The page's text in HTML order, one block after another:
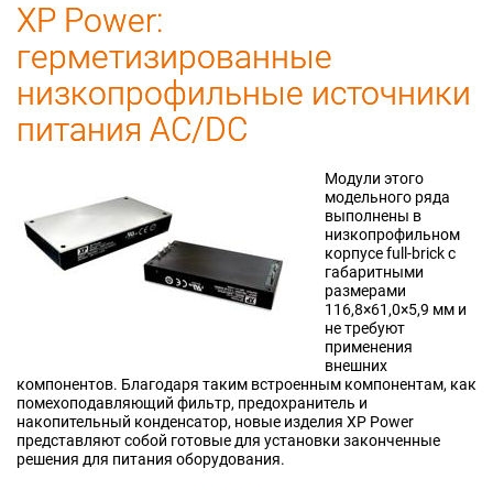
XP Power:
герметизированные
низкопрофильные источники
питания AC/DC
Модули этого
модельного ряда
выполнены в
низкопрофильном
корпусе full-brick с
габаритными
размерами
116,8×61,0×5,9 мм и
не требуют
применения
внешних
компонентов. Благодаря таким встроенным компонентам, как
помехоподавляющий фильтр, предохранитель и
накопительный конденсатор, новые изделия XP Power
представляют собой готовые для установки законченные
решения для питания оборудования.